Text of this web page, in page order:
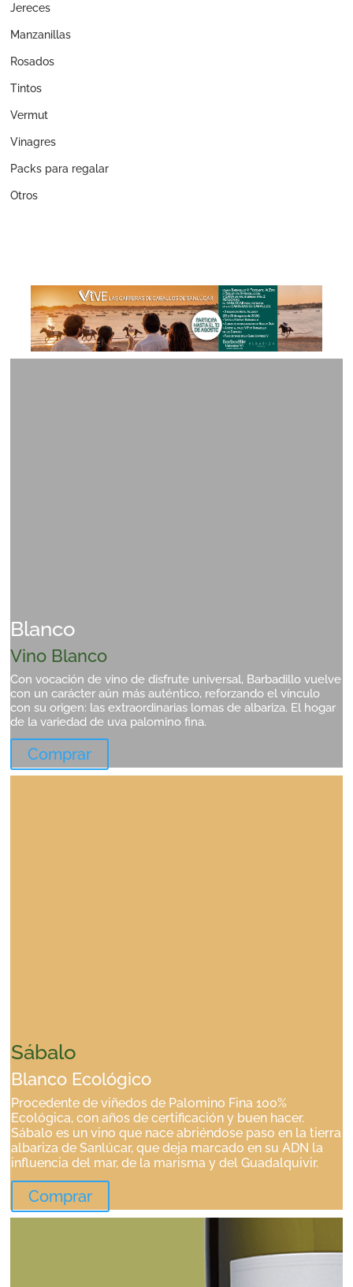
Jereces
Manzanillas
Rosados
Tintos
Vermut
Vinagres
Packs para regalar
Otros
Blanco
Vino Blanco
Con vocación de vino de disfrute universal, Barbadillo vuelve
con un carácter aún más auténtico, reforzando el vínculo
con su origen: las extraordinarias lomas de albariza. El hogar
de la variedad de uva palomino fina.
Comprar
Sábalo
Blanco Ecológico
Procedente de viñedos de Palomino Fina 100%
Ecológica, con años de certificación y buen hacer.
Sábalo es un vino que nace abriéndose paso en la tierra
albariza de Sanlúcar, que deja marcado en su ADN la
influencia del mar, de la marisma y del Guadalquivir.
Comprar